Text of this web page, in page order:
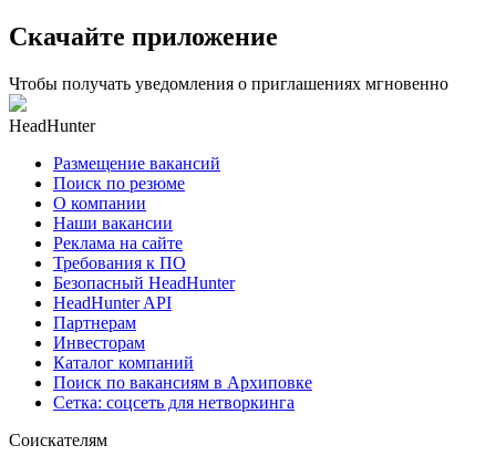
Скачайте приложение
Чтобы получать уведомления о приглашениях мгновенно
HeadHunter
Размещение вакансий
Поиск по резюме
О компании
Наши вакансии
Реклама на сайте
Требования к ПО
Безопасный HeadHunter
HeadHunter API
Партнерам
Инвесторам
Каталог компаний
Поиск по вакансиям в Архиповке
Сетка: соцсеть для нетворкинга
Соискателям